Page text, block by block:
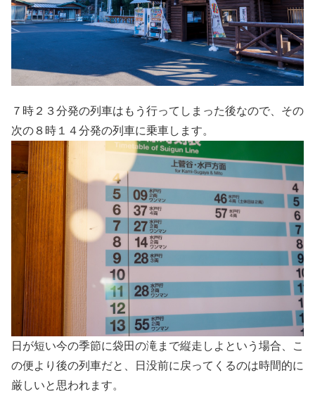
７時２３分発の列車はもう行ってしまった後なので、その
次の８時１４分発の列車に乗車します。
日が短い今の季節に袋田の滝まで縦走しよという場合、こ
の便より後の列車だと、日没前に戻ってくるのは時間的に
厳しいと思われます。